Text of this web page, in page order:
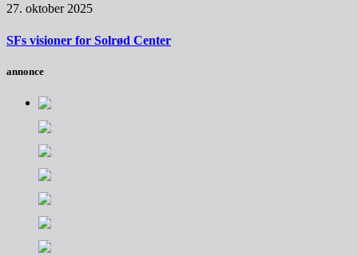
27. oktober 2025
SFs visioner for Solrød Center
annonce